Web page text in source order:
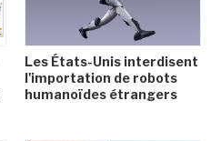
Les États-Unis interdisent
l'importation de robots
humanoïdes étrangers